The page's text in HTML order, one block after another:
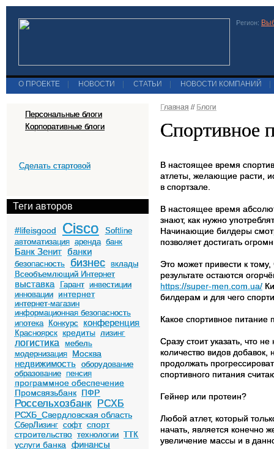
Регион:
О ПРОЕКТЕ НОВОСТИ СТАТЬИ НОВОСТИ КОМПАНИЙ
Персональные блоги
Корпоративные блоги
Сделать стартовой
Теги авторов
#lifeisgood Cisco
Softline
автоматизация аренда банк
Банк Зенит банки
безопасность бизнес
вклады
Всеобъемлющий Интернет
выставка Гарант инвестиции
инновации
интернет
интернет-магазин
информационная безопасность
ипотека
Конкурс конференция
Красноярск кредиты лизинг
логистика
мебель
модернизация
Москва
недвижимость оборудование
образование пенсия
программное обеспечение
Промсвязьбанк ПФР
Россельхозбанк РСХБ
РСХБ_Свердловская область
СберЛизинг софт спорт
строительство технологии ТТК
услуги банка финансы
Главная // Блоги
Спортивное
В настоящее время
атлеты, желающие расти,
в спортзале.
В настоящее время
знают, как нужно
Начинающие билдеры
позволяет достигать
Это может привести к
результате остаются
https://super-men.com.ua/
билдерам и для чего
Какое спортивное
Сразу стоит указать, что
количество видов
продолжать
спортивного питания
Гейнер или протеин?
Любой атлет, который
начать, является конечно
увеличение массы и в